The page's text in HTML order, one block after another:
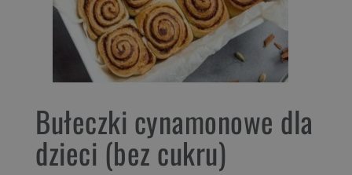
Bułeczki cynamonowe dla
dzieci (bez cukru)